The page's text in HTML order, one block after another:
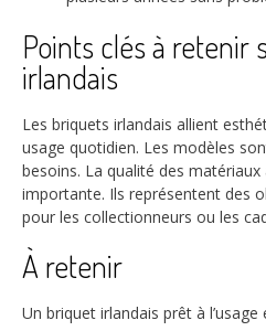
Points clés à retenir
irlandais
Les briquets irlandais allient
usage quotidien. Les modèles
besoins. La qualité des
importante. Ils représentent des
pour les collectionneurs ou les
À retenir
Un briquet irlandais prêt à